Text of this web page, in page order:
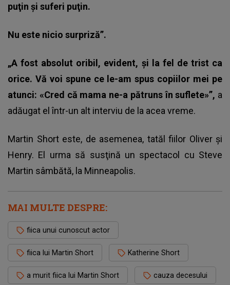
puţin şi suferi puţin.
Nu este nicio surpriză”.
„A fost absolut oribil, evident, şi la fel de trist ca
orice. Vă voi spune ce le-am spus copiilor mei pe
atunci: «Cred că mama ne-a pătruns în suflete»”, a
adăugat el într-un alt interviu de la acea vreme.
Martin Short este, de asemenea, tatăl fiilor Oliver şi
Henry. El urma să susţină un spectacol cu ​​Steve
Martin sâmbătă, la Minneapolis.
MAI MULTE DESPRE:
fiica unui cunoscut actor
fiica lui Martin Short Katherine Short
a murit fiica lui Martin Short cauza decesului